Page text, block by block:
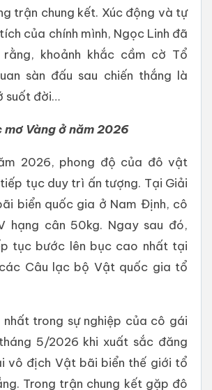
trận chung kết. Xúc động và tự
của chính mình, Ngọc Linh đã
khoảnh khắc cầm cờ Tổ
sàn đấu sau chiến thắng là
suốt đời…
Vàng ở năm 2026
2026, phong độ của đô vật
tiếp tục duy trì ấn tượng. Tại Giải
biển quốc gia ở Nam Định, cô
hạng cân 50kg. Ngay sau đó,
tục bước lên bục cao nhất tại
Câu lạc bộ Vật quốc gia tổ
trong sự nghiệp của cô gái
5/2026 khi xuất sắc đăng
vô địch Vật bãi biển thế giới tổ
Trong trận chung kết gặp đô